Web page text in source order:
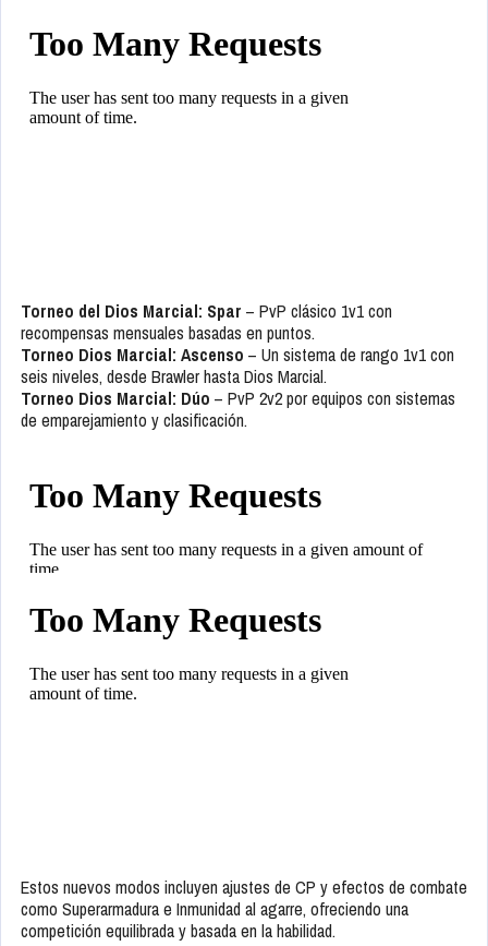
Torneo del Dios Marcial: Spar – PvP clásico 1v1 con
recompensas mensuales basadas en puntos.
Torneo Dios Marcial: Ascenso – Un sistema de rango 1v1 con
seis niveles, desde Brawler hasta Dios Marcial.
Torneo Dios Marcial: Dúo – PvP 2v2 por equipos con sistemas
de emparejamiento y clasificación.
Estos nuevos modos incluyen ajustes de CP y efectos de combate
como Superarmadura e Inmunidad al agarre, ofreciendo una
competición equilibrada y basada en la habilidad.